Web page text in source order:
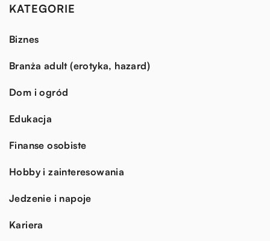
KATEGORIE
Biznes
Branża adult (erotyka, hazard)
Dom i ogród
Edukacja
Finanse osobiste
Hobby i zainteresowania
Jedzenie i napoje
Kariera